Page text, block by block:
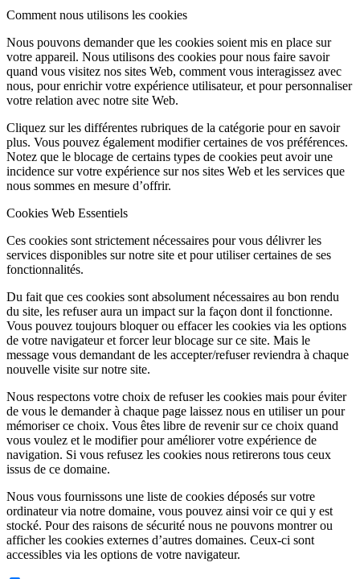
Comment nous utilisons les cookies
Nous pouvons demander que les cookies soient mis en place sur
votre appareil. Nous utilisons des cookies pour nous faire savoir
quand vous visitez nos sites Web, comment vous interagissez avec
nous, pour enrichir votre expérience utilisateur, et pour personnaliser
votre relation avec notre site Web.
Cliquez sur les différentes rubriques de la catégorie pour en savoir
plus. Vous pouvez également modifier certaines de vos préférences.
Notez que le blocage de certains types de cookies peut avoir une
incidence sur votre expérience sur nos sites Web et les services que
nous sommes en mesure d’offrir.
Cookies Web Essentiels
Ces cookies sont strictement nécessaires pour vous délivrer les
services disponibles sur notre site et pour utiliser certaines de ses
fonctionnalités.
Du fait que ces cookies sont absolument nécessaires au bon rendu
du site, les refuser aura un impact sur la façon dont il fonctionne.
Vous pouvez toujours bloquer ou effacer les cookies via les options
de votre navigateur et forcer leur blocage sur ce site. Mais le
message vous demandant de les accepter/refuser reviendra à chaque
nouvelle visite sur notre site.
Nous respectons votre choix de refuser les cookies mais pour éviter
de vous le demander à chaque page laissez nous en utiliser un pour
mémoriser ce choix. Vous êtes libre de revenir sur ce choix quand
vous voulez et le modifier pour améliorer votre expérience de
navigation. Si vous refusez les cookies nous retirerons tous ceux
issus de ce domaine.
Nous vous fournissons une liste de cookies déposés sur votre
ordinateur via notre domaine, vous pouvez ainsi voir ce qui y est
stocké. Pour des raisons de sécurité nous ne pouvons montrer ou
afficher les cookies externes d’autres domaines. Ceux-ci sont
accessibles via les options de votre navigateur.